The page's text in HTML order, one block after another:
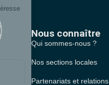
Nous connaître
Qui sommes-nous ?
Nos sections locales
Partenariats et relations